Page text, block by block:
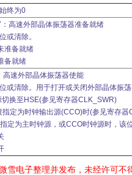
终为0
高速外部晶体振荡器准备就绪
或清除。
准备就绪
备就绪
高速外部晶体振荡器使能
或清除。用于打开或关闭外部晶体振
切换至HSE(参见寄存器CLK_SWR)
指定为时钟输出源(CCO)时(参见寄存器
定为主时钟源，或CCO时钟源时，该
雪电子整理并发布，未经许可不